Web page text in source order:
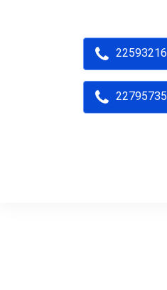
22593216
22795735